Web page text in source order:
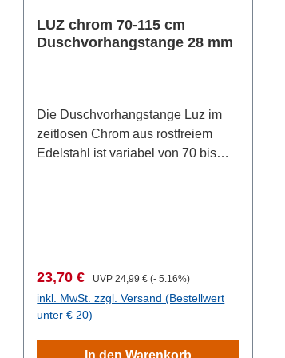
LUZ chrom 70-115 cm
Duschvorhangstange 28 mm
Die Duschvorhangstange Luz im
zeitlosen Chrom aus rostfreiem
Edelstahl ist variabel von 70 bis
Duschstange für Vorhänge den
notwendigen Halt. Der
Rohrdurchmesser von 2,8 cm hält
Verkaufspreis:
23,70 € UVPRegulärer Preis:
24,99 € (- 5.16%)
inkl. MwSt. zzgl. Versand (Bestellwert
unter € 20)
In den Warenkorb